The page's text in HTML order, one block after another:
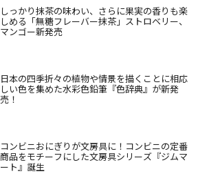
しっかり抹茶の味わい、さらに果実の香りも楽
しめる「無糖フレーバー抹茶」ストロベリー、
マンゴー新発売
日本の四季折々の植物や情景を描くことに相応
しい色を集めた水彩色鉛筆『色辞典』が新発
売！
コンビニおにぎりが文房具に！コンビニの定番
商品をモチーフにした文房具シリーズ『ジムマ
ート』誕生